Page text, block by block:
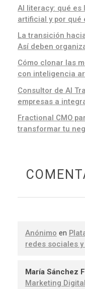
AI literacy: qué
artificial y por qué
La transición
Así deben
Cómo clonar las
con inteligencia
Consultor de AI
empresas a
Fractional CMO
transformar tu
Anónimo en
redes sociales y
María Sánchez
Marketing